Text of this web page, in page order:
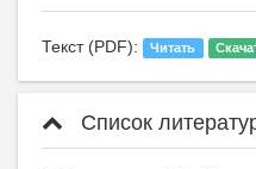
Текст (PDF): Читать
Список